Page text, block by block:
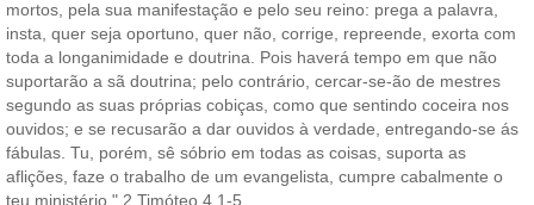
mortos, pela sua manifestação e pelo seu reino: prega a palavra,
insta, quer seja oportuno, quer não, corrige, repreende, exorta com
toda a longanimidade e doutrina. Pois haverá tempo em que não
suportarão a sã doutrina; pelo contrário, cercar-se-ão de mestres
segundo as suas próprias cobiças, como que sentindo coceira nos
ouvidos; e se recusarão a dar ouvidos à verdade, entregando-se ás
fábulas. Tu, porém, sê sóbrio em todas as coisas, suporta as
aflições, faze o trabalho de um evangelista, cumpre cabalmente o
teu ministério." 2 Timóteo 4.1-5